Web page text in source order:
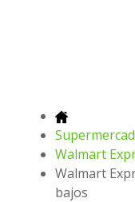
Walmart
Walmart
bajos